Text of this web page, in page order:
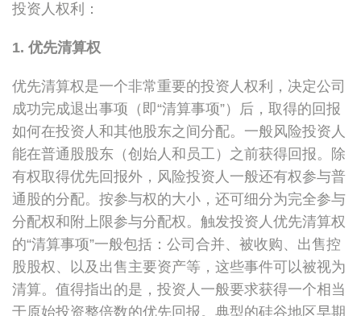
投资人权利：
1. 优先清算权
优先清算权是一个非常重要的投资人权利，决定公司
成功完成退出事项（即“清算事项”）后，取得的回报
如何在投资人和其他股东之间分配。一般风险投资人
能在普通股股东（创始人和员工）之前获得回报。除
有权取得优先回报外，风险投资人一般还有权参与普
通股的分配。按参与权的大小，还可细分为完全参与
分配权和附上限参与分配权。触发投资人优先清算权
的“清算事项”一般包括：公司合并、被收购、出售控
股股权、以及出售主要资产等，这些事件可以被视为
清算。值得指出的是，投资人一般要求获得一个相当
于原始投资整倍数的优先回报。典型的硅谷地区早期